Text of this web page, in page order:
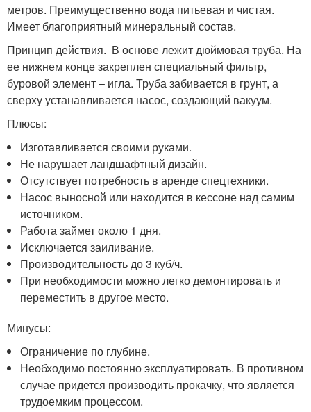
метров. Преимущественно вода питьевая и чистая.
Имеет благоприятный минеральный состав.
Принцип действия. В основе лежит дюймовая труба. На
ее нижнем конце закреплен специальный фильтр,
буровой элемент – игла. Труба забивается в грунт, а
сверху устанавливается насос, создающий вакуум.
Плюсы:
Изготавливается своими руками.
Не нарушает ландшафтный дизайн.
Отсутствует потребность в аренде спецтехники.
Насос выносной или находится в кессоне над самим
источником.
Работа займет около 1 дня.
Исключается заиливание.
Производительность до 3 куб/ч.
При необходимости можно легко демонтировать и
переместить в другое место.
Минусы:
Ограничение по глубине.
Необходимо постоянно эксплуатировать. В противном
случае придется производить прокачку, что является
трудоемким процессом.